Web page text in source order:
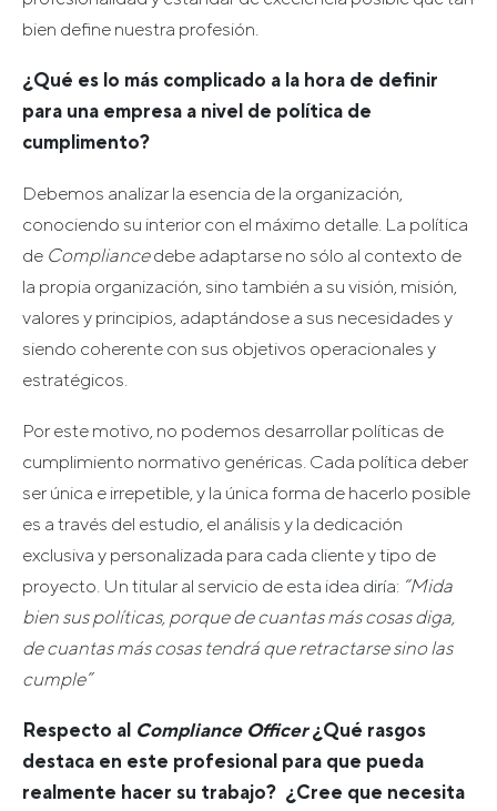
bien define nuestra profesión.
¿Qué es lo más complicado a la hora de definir
para una empresa a nivel de política de
cumplimento?
Debemos analizar la esencia de la organización,
conociendo su interior con el máximo detalle. La política
de Compliancedebe adaptarse no sólo al contexto de
la propia organización, sino también a su visión, misión,
valores y principios, adaptándose a sus necesidades y
siendo coherente con sus objetivos operacionales y
estratégicos.
Por este motivo, no podemos desarrollar políticas de
cumplimiento normativo genéricas. Cada política deber
ser única e irrepetible, y la única forma de hacerlo posible
es a través del estudio, el análisis y la dedicación
exclusiva y personalizada para cada cliente y tipo de
proyecto. Un titular al servicio de esta idea diría: “Mida
bien sus políticas, porque de cuantas más cosas diga,
de cuantas más cosas tendrá que retractarse sino las
cumple”
Respecto al Compliance Officer¿Qué rasgos
destaca en este profesional para que pueda
realmente hacer su trabajo? ¿Cree que necesita